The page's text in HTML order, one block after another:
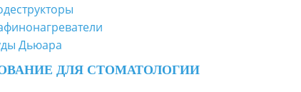
Дьюара
ДЛЯ СТОМАТОЛОГИИ